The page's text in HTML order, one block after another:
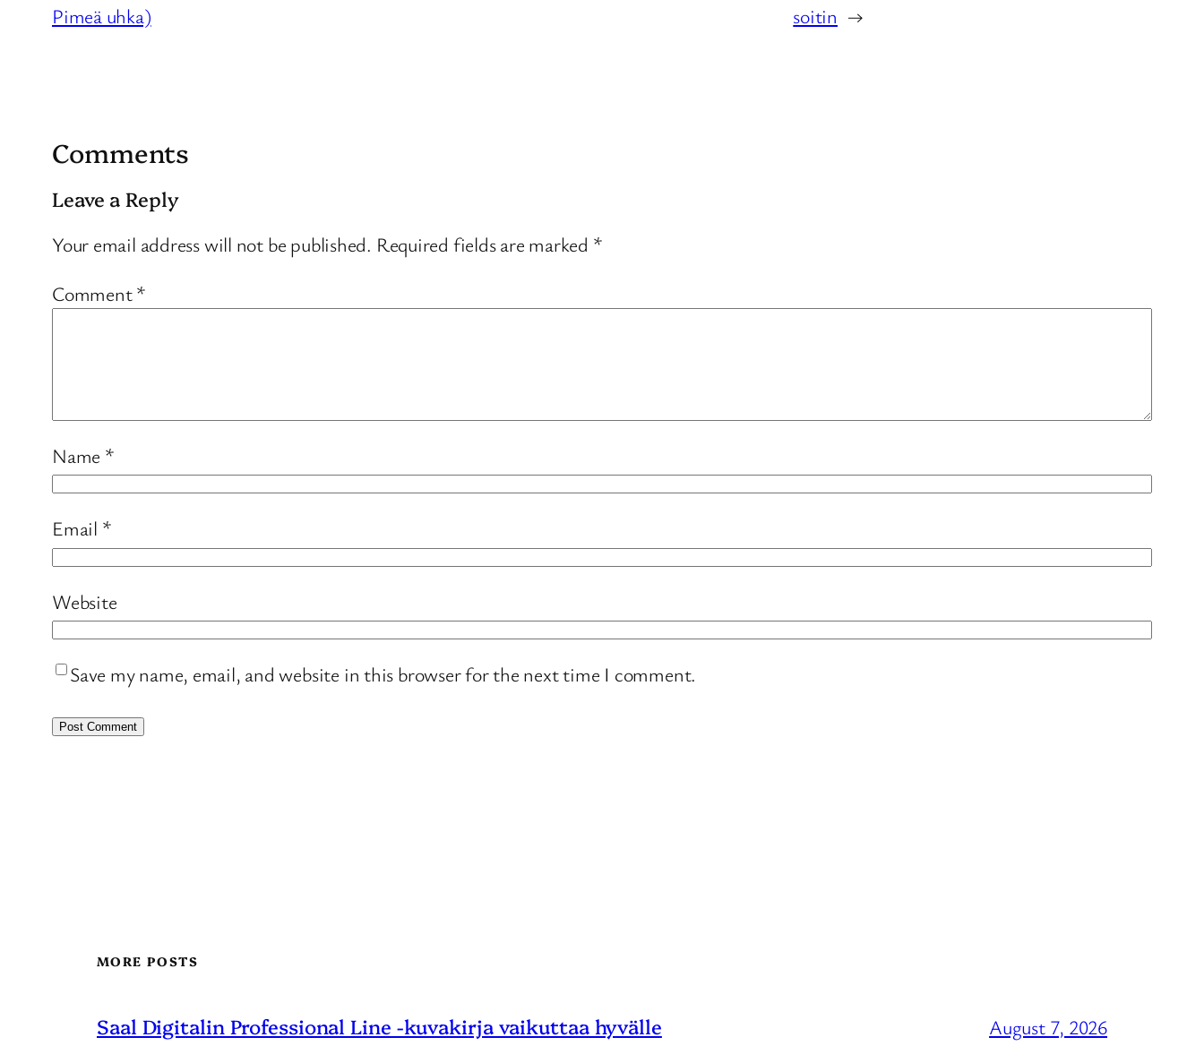
Pimeä uhka)
soitin →
Comments
Leave a Reply
Your email address will not be published. Required fields are marked *
Comment*
Name *
Email *
Website
Save my name, email, and website in this browser for the next time I comment.
MORE POSTS
Saal Digitalin Professional Line -kuvakirja vaikuttaa hyvälle August 7, 2026